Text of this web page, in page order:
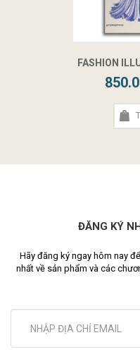
FASHION
ĐĂNG KÝ
Hãy đăng ký ngay hôm nay
nhất về sản phẩm và các